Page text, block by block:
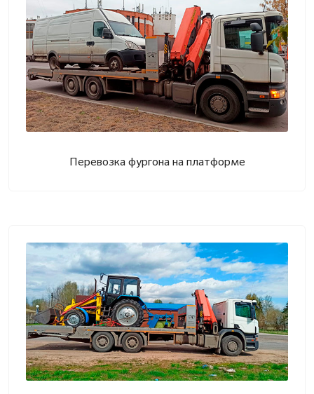
Перевозка фургона на платформе